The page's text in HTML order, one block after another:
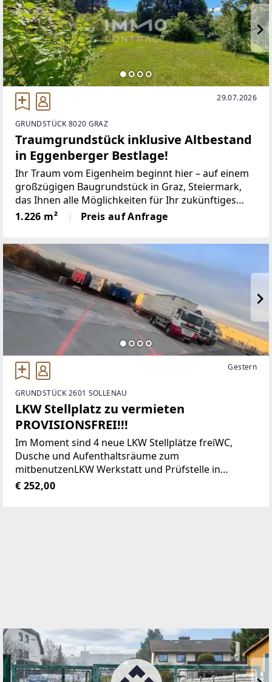
29.07.2026
GRUNDSTÜCK 8020 GRAZ
Traumgrundstück inklusive Altbestand
in Eggenberger Bestlage!
Ihr Traum vom Eigenheim beginnt hier – auf einem
großzügigen Baugrundstück in Graz, Steiermark,
das Ihnen alle Möglichkeiten für Ihr zukünftiges
Zuhause bietet. Dieses beeindruckende Grundstück
mit einer Fläche von 1.226 m² befindet sich in
1.226 m² Preis auf Anfrage
Gestern
GRUNDSTÜCK 2601 SOLLENAU
LKW Stellplatz zu vermieten
PROVISIONSFREI!!!
Im Moment sind 4 neue LKW Stellplätze freiWC,
Dusche und Aufenthaltsräume zum
mitbenutzenLKW Werkstatt und Prüfstelle in
unmittelbarer näheWaschhalle ist auch vor Ort Das
€ 252,00